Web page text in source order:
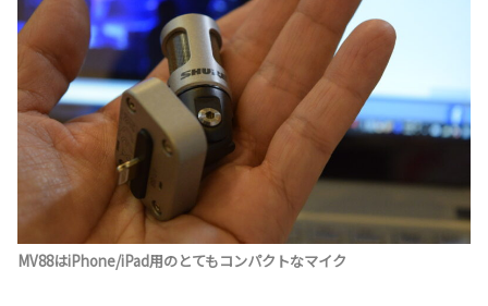
MV88はiPhone/iPad用のとてもコンパクトなマイク